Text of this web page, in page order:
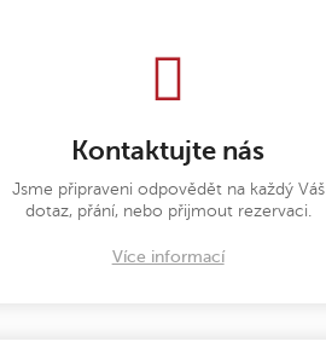
Kontaktujte nás
Jsme připraveni odpovědět na každý Váš
dotaz, přání, nebo přijmout rezervaci.
Více informací